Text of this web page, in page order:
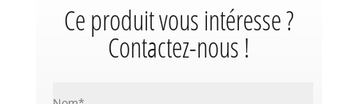
Ce produit vous intéresse ?
Contactez-nous !